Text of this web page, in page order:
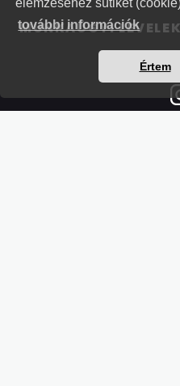
elemzéséhez sütiket
további információk
Értem
MUNKAÜGYI LEVELEK